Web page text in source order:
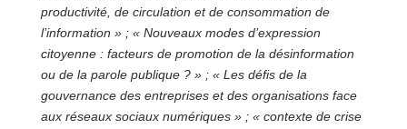
productivité, de circulation et de consommation de
l’information » ; « Nouveaux modes d’expression
citoyenne : facteurs de promotion de la désinformation
ou de la parole publique ? » ; « Les défis de la
gouvernance des entreprises et des organisations face
aux réseaux sociaux numériques » ; « contexte de crise